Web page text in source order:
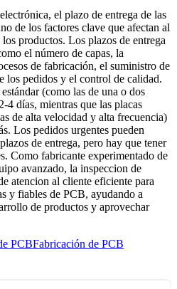
el plazo de entrega de las
de los factores clave que afectan al
productos. Los plazos de entrega
el número de capas, la
de fabricación, el suministro de
los pedidos y el control de calidad.
(como las de una o dos
4 días, mientras que las placas
de alta velocidad y alta frecuencia)
Los pedidos urgentes pueden
de entrega, pero hay que tener
Como fabricante experimentado de
avanzado, la inspeccion de
atencion al cliente eficiente para
y fiables de PCB, ayudando a
de productos y aprovechar
PCBFabricación de PCB